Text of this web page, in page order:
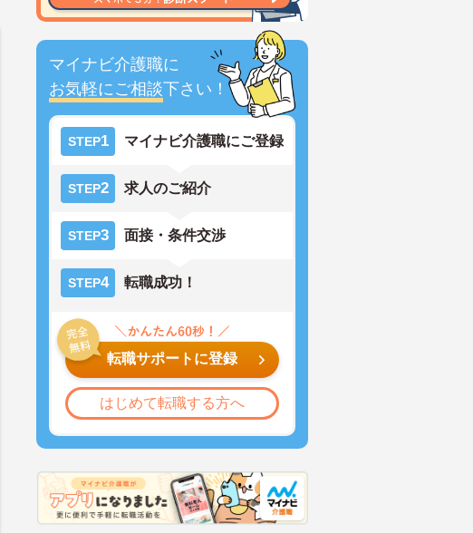
マイナビ介護職に
お気軽にご相談下さい！
STEP1 マイナビ介護職にご登録
STEP2 求人のご紹介
STEP3 面接・条件交渉
STEP4 転職成功！
転職サポートに登録
はじめて転職する方へ